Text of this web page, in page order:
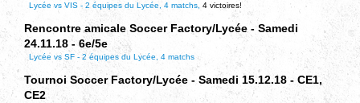
Lycée vs VIS - 2 équipes du Lycée, 4 matchs, 4 victoires!
Rencontre amicale Soccer Factory/Lycée - Samedi
24.11.18 - 6e/5e
Lycée vs SF - 2 équipes du Lycée, 4 matchs
Tournoi Soccer Factory/Lycée - Samedi 15.12.18 - CE1,
CE2